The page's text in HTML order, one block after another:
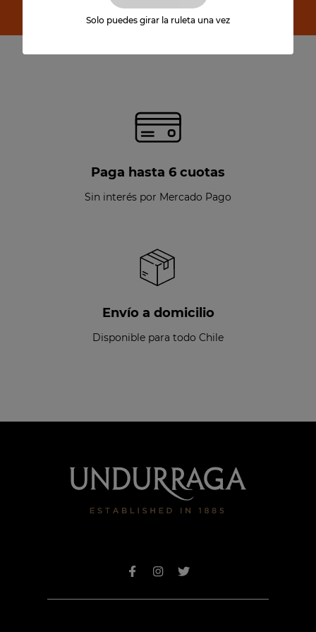
Paga hasta 6 cuotas
Sin interés por Mercado Pago
Envío a domicilio
Disponible para todo Chile
Solo puedes girar la ruleta una vez